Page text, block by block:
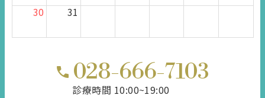
30 31
028-666-7103
診療時間 10:00~19:00